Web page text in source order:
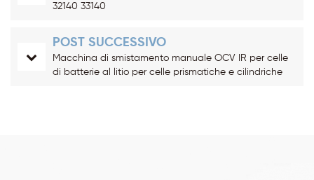
32140 33140
POST SUCCESSIVO
Macchina di smistamento manuale OCV IR per celle
di batterie al litio per celle prismatiche e cilindriche